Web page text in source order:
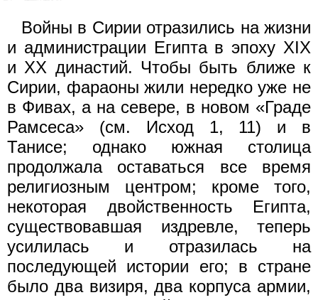
Войны в Сирии отразились на жизни
и администрации Египта в эпоху XIX
и XX династий. Чтобы быть ближе к
Сирии, фараоны жили нередко уже не
в Фивах, а на севере, в новом «Граде
Рамсеса» (см. Исход 1, 11) и в
Танисе; однако южная столица
продолжала оставаться все время
религиозным центром; кроме того,
некоторая двойственность Египта,
существовавшая издревле, теперь
усилилась и отразилась на
последующей истории его; в стране
было два визиря, два корпуса армии,